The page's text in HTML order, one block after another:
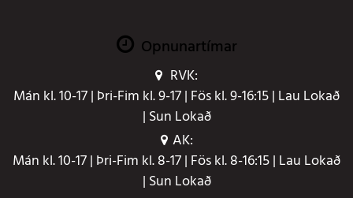
Opnunartímar
RVK:
Mán kl. 10-17 | Þri-Fim kl. 9-17 | Fös kl. 9-16:15 | Lau Lokað
| Sun Lokað
AK:
Mán kl. 10-17 | Þri-Fim kl. 8-17 | Fös kl. 8-16:15 | Lau Lokað
| Sun Lokað